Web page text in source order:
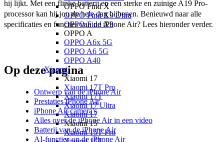
OPPO Find X
OPPO Find X9 Ultra
OPPO Find X9
OPPO A
OPPO A6x 5G
OPPO A6 5G
OPPO A40
Xiaomi
Xiaomi 17
Xiaomi 17T Pro
Xiaomi 17T
Xiaomi 17 Ultra
Xiaomi 17
Xiaomi 15
Xiaomi 15T Pro
hij lijkt. Met een flinke batterij en een sterke en zuinige A19 Pro-
processor kan hij jou de hele dag bijbenen. Benieuwd naar alle
specificaties en functies van de iPhone Air? Lees hieronder verder.
Op deze pagina
Ontwerp van de iPhone Air
PrestatiesiPhone Air
iPhone Air camera's
Alles over de iPhone Air in een video
Batterij van deiPhone Air
AI-functies op de iPhone Air